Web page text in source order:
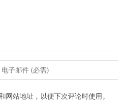
站地址，以便下次评论时使用。